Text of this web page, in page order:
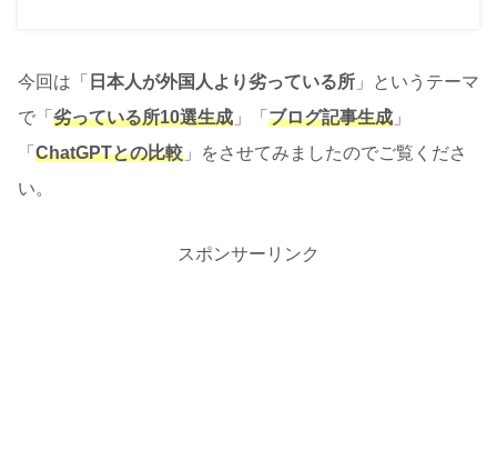
今回は「 日本人が外国人より劣っている所 」というテーマ
で「 劣っている所10選生成 」「 ブログ記事生成 」
「 ChatGPTとの比較 」をさせてみましたのでご覧くださ
い。
スポンサーリンク